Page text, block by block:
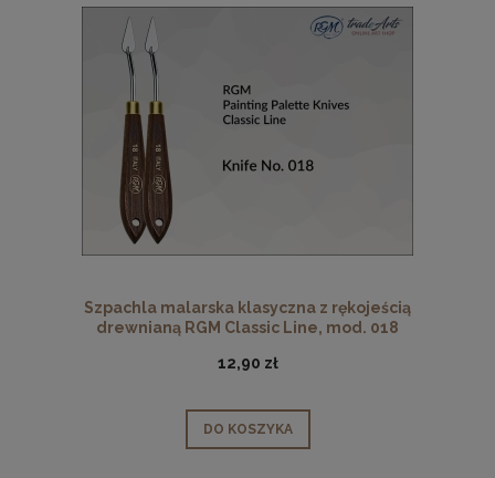
Szpachla malarska klasyczna z rękojeścią
drewnianą RGM Classic Line, mod. 018
12,90 zł
DO KOSZYKA